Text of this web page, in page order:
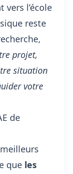
vers l’école
reste
projet,
situation
votre
de
que les